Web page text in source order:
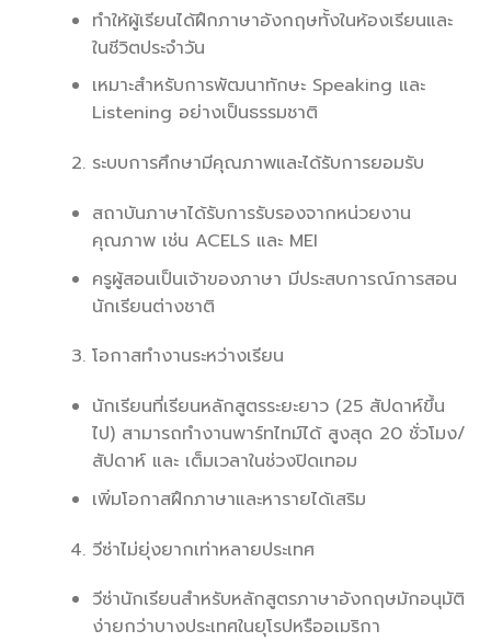
ทำให้ผู้เรียนได้ฝึกภาษาอังกฤษทั้งในห้องเรียนและ
ในชีวิตประจำวัน
เหมาะสำหรับการพัฒนาทักษะ Speaking และ
Listening อย่างเป็นธรรมชาติ
ระบบการศึกษามีคุณภาพและได้รับการยอมรับ
สถาบันภาษาได้รับการรับรองจากหน่วยงาน
คุณภาพ เช่น ACELS และ MEI
ครูผู้สอนเป็นเจ้าของภาษา มีประสบการณ์การสอน
นักเรียนต่างชาติ
โอกาสทำงานระหว่างเรียน
นักเรียนที่เรียนหลักสูตรระยะยาว (25 สัปดาห์ขึ้น
ไป) สามารถทำงานพาร์ทไทม์ได้ สูงสุด 20 ชั่วโมง/
สัปดาห์ และ เต็มเวลาในช่วงปิดเทอม
เพิ่มโอกาสฝึกภาษาและหารายได้เสริม
วีซ่าไม่ยุ่งยากเท่าหลายประเทศ
วีซ่านักเรียนสำหรับหลักสูตรภาษาอังกฤษมักอนุมัติ
ง่ายกว่าบางประเทศในยุโรปหรืออเมริกา